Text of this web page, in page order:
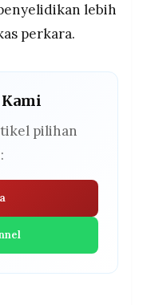
lebih
perkara.
pilihan